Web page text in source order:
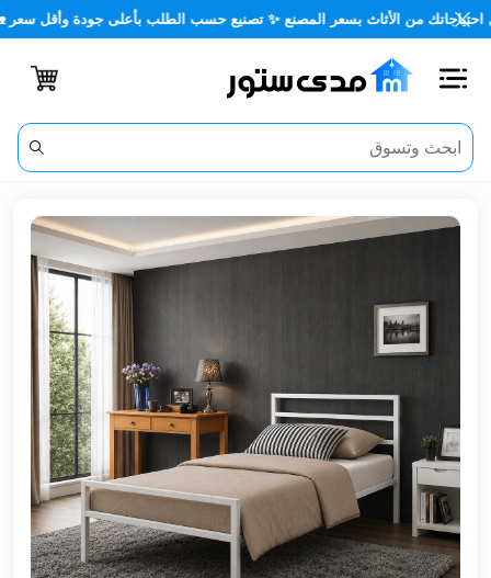
من الأثاث بسعر المصنع ✨ تصنيع حسب الطلب بأعلى جودة وأقل سعر 🏡✨
اغلاق
الفئات
الحساب
مكتبي
منزلي
أثاث
خارجي
وشواطئ
أثاث
كافيهات